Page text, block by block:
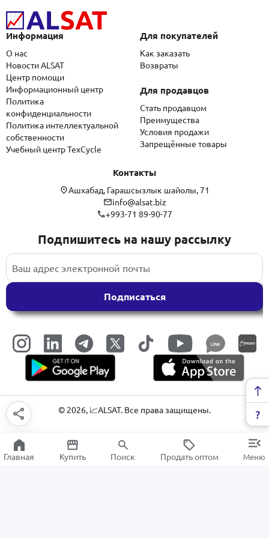
Информация
О нас
Новости ALSAT
Центр помощи
Информационный центр
Политика
конфиденциальности
Политика интеллектуальной
собственности
Учебный центр TexCycle
Для покупателей
Как заказать
Возвраты
Для продавцов
Стать продавцом
Преимущества
Условия продажи
Запрещённые товары
Контакты
Ашхабад, Гарашсызлык шайолы, 71
info@alsat.biz
+993-71 89-90-77
Подпишитесь на нашу рассылку
Подписаться
LINK
© 2026, 📈ALSAT. Все права защищены.
Главная Купить Поиск Продать оптом Меню